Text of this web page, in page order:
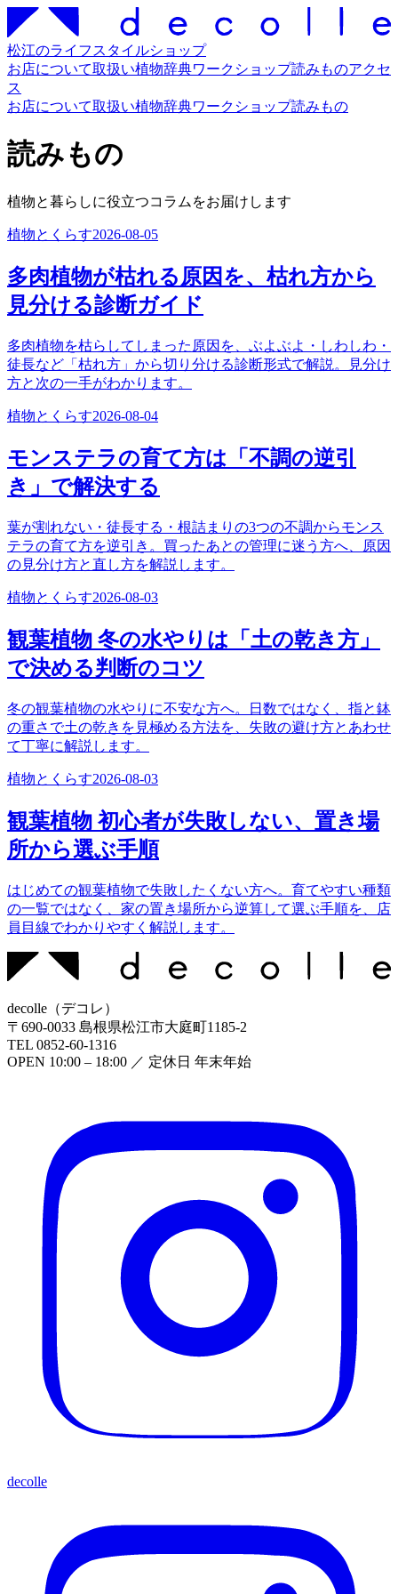
松江のライフスタイルショップ
お店について取扱い植物辞典ワークショップ読みものアクセ
ス
お店について取扱い植物辞典ワークショップ読みもの
読みもの
植物と暮らしに役立つコラムをお届けします
植物とくらす2026-08-05
多肉植物が枯れる原因を、枯れ方から
見分ける診断ガイド
多肉植物を枯らしてしまった原因を、ぶよぶよ・しわしわ・
徒長など「枯れ方」から切り分ける診断形式で解説。見分け
方と次の一手がわかります。
植物とくらす2026-08-04
モンステラの育て方は「不調の逆引
き」で解決する
葉が割れない・徒長する・根詰まりの3つの不調からモンス
テラの育て方を逆引き。買ったあとの管理に迷う方へ、原因
の見分け方と直し方を解説します。
植物とくらす2026-08-03
観葉植物 冬の水やりは「土の乾き方」
で決める判断のコツ
冬の観葉植物の水やりに不安な方へ。日数ではなく、指と鉢
の重さで土の乾きを見極める方法を、失敗の避け方とあわせ
て丁寧に解説します。
植物とくらす2026-08-03
観葉植物 初心者が失敗しない、置き場
所から選ぶ手順
はじめての観葉植物で失敗したくない方へ。育てやすい種類
の一覧ではなく、家の置き場所から逆算して選ぶ手順を、店
員目線でわかりやすく解説します。
decolle （デコレ ）
〒 690-0033 島根県松江市大庭町1185-2
TEL 0852-60-1316
OPEN 10:00 – 18:00 ／ 定休日 年末年始
decolle